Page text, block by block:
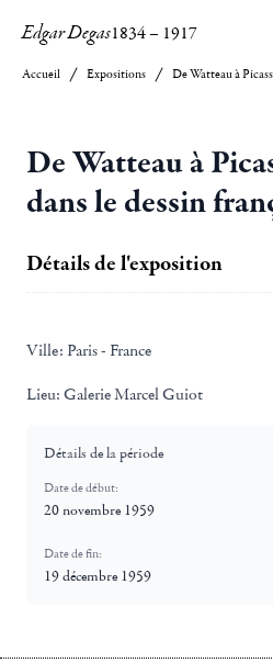
Edgar Degas1834– 1917
Accueil Expositions De Watteau à
De Watteau à
dans le dessin
Détails de l'exposition
Ville: Paris - France
Lieu: Galerie Marcel Guiot
Détails de la période
Date de début:
20 novembre 1959
Date de fin:
19 décembre 1959